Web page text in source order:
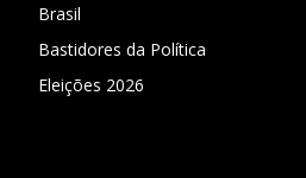
Brasil
Bastidores da Política
Eleições 2026